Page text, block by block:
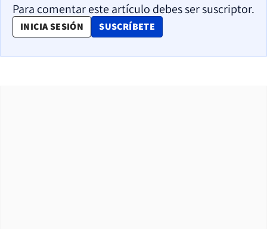
Para comentar este artículo debes ser suscriptor.
INICIA SESIÓN SUSCRÍBETE
OPENS IN NEW WINDOW